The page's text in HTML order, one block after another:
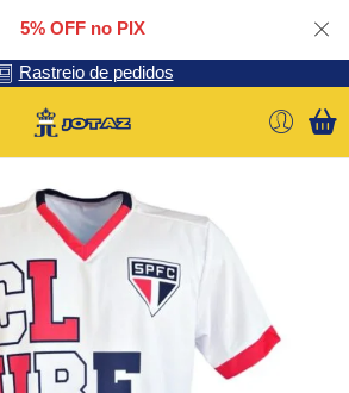
5% OFF no PIX
Rastreio de pedidos